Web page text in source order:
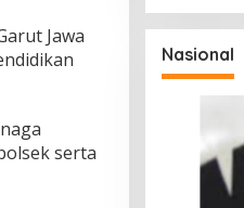
Jawa
serta
Nasional